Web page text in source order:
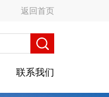
返回首页
联系我们